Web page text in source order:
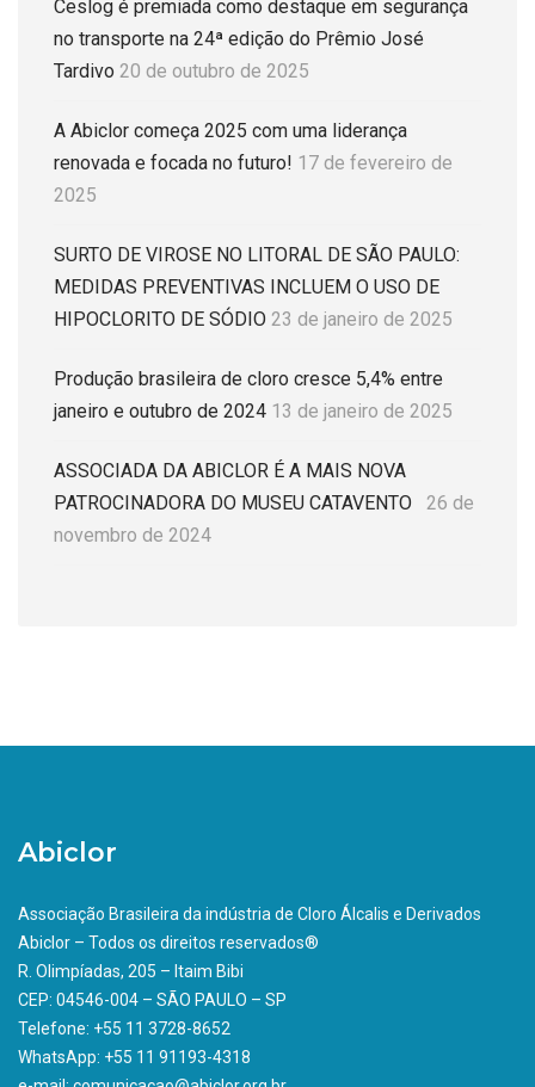
Ceslog é premiada como destaque em segurança
no transporte na 24ª edição do Prêmio José
Tardivo 20 de outubro de 2025
A Abiclor começa 2025 com uma liderança
renovada e focada no futuro! 17 de fevereiro de
2025
SURTO DE VIROSE NO LITORAL DE SÃO PAULO:
MEDIDAS PREVENTIVAS INCLUEM O USO DE
HIPOCLORITO DE SÓDIO 23 de janeiro de 2025
Produção brasileira de cloro cresce 5,4% entre
janeiro e outubro de 2024 13 de janeiro de 2025
ASSOCIADA DA ABICLOR É A MAIS NOVA
PATROCINADORA DO MUSEU CATAVENTO
26 de
novembro de 2024
Abiclor
Associação Brasileira da indústria de Cloro Álcalis e Derivados
Abiclor – Todos os direitos reservados®
R. Olimpíadas, 205 – Itaim Bibi
CEP: 04546-004 – SÃO PAULO – SP
Telefone: +55 11 3728-8652
WhatsApp: +55 11 91193-4318